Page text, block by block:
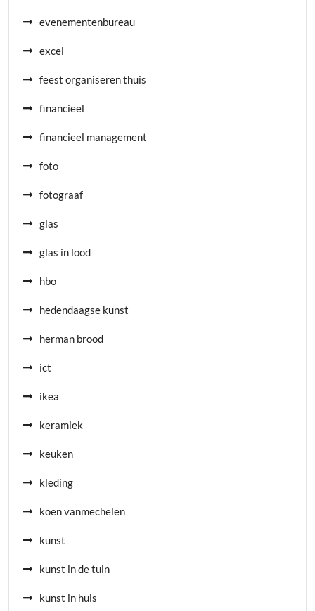
evenementenbureau
excel
feest organiseren thuis
financieel
financieel management
foto
fotograaf
glas
glas in lood
hbo
hedendaagse kunst
herman brood
ict
ikea
keramiek
keuken
kleding
koen vanmechelen
kunst
kunst in de tuin
kunst in huis